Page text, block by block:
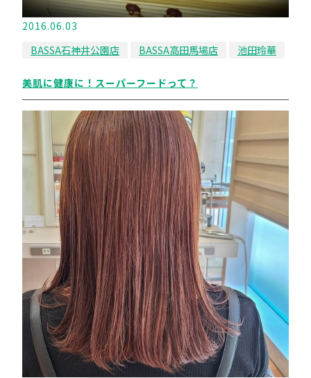
2016.06.03
BASSA石神井公園店
BASSA高田馬場店 池田玲華
美肌に健康に！スーパーフードって？